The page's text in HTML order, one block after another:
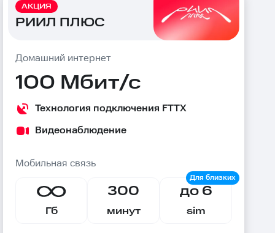
АКЦИЯ
РИИЛ ПЛЮС
Домашний интернет
100 Мбит/с
Технология подключения FTTX
Видеонаблюдение
Мобильная связь
Гб
300
минут
до 6
sim